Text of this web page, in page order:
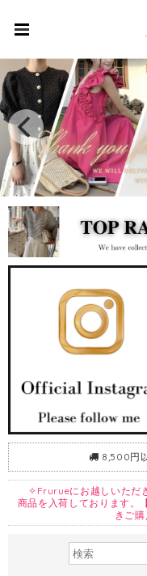
8,500円
✧Frurueにお越しいた
商品を入荷しております。
きご